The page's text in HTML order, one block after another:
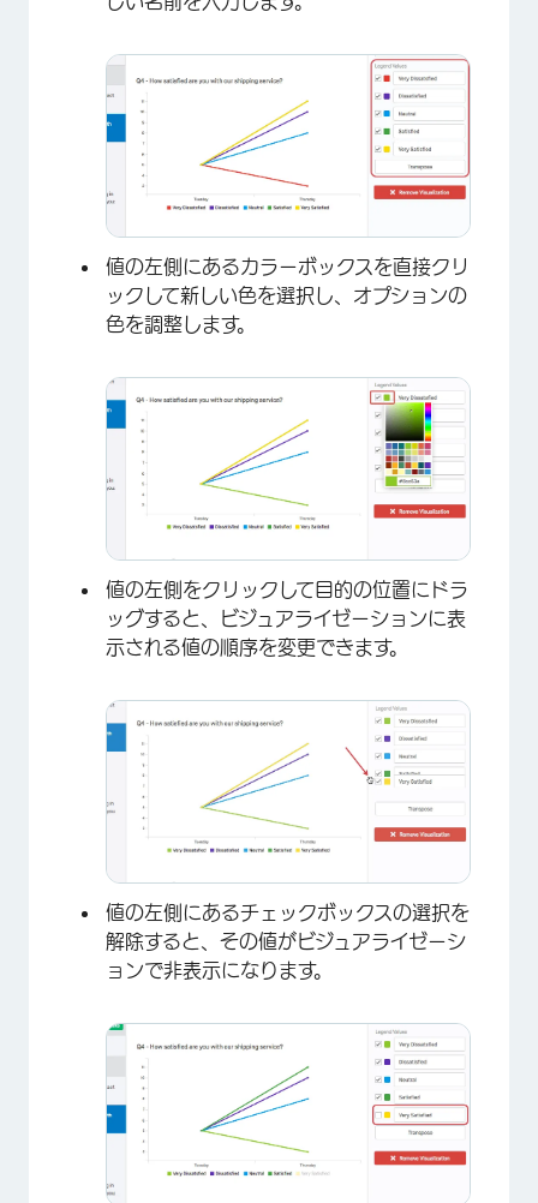
×
×
値の左側にあるカラーボックスを直接クリ
ックして新しい色を選択し、オプションの
色を調整します。
×
値の左側をクリックして目的の位置にドラ
ッグすると、ビジュアライゼーションに表
示される値の順序を変更できます。
値の左側にあるチェックボックスの選択を
解除すると、その値がビジュアライゼーシ
ョンで非表示になります。